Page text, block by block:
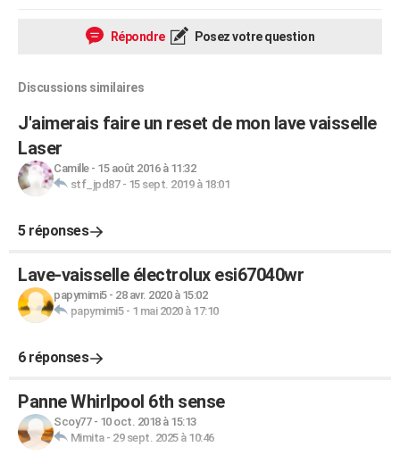
Répondre Posez votre question
Discussions similaires
J'aimerais faire un reset de mon lave vaisselle
Laser
Camille- 15 août 2016 à 11:32
stf_jpd87- 15 sept. 2019 à 18:01
5 réponses
Lave-vaisselle électrolux esi67040wr
papymimi5- 28 avr. 2020 à 15:02
papymimi5- 1 mai 2020 à 17:10
6 réponses
Panne Whirlpool 6th sense
Scoy77- 10 oct. 2018 à 15:13
Mimita- 29 sept. 2025 à 10:46